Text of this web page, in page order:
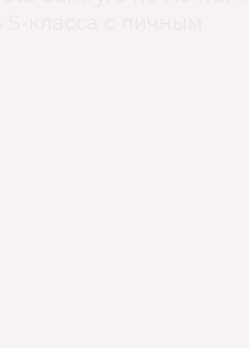
класса с личным